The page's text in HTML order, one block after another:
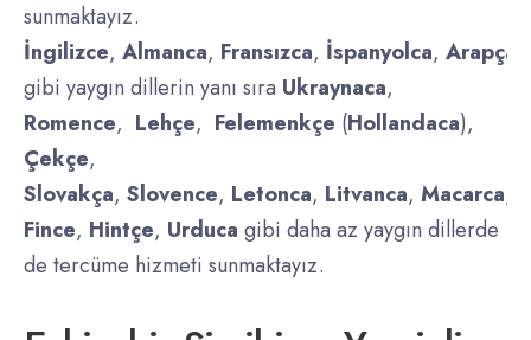
sunmaktayız.
İngilizce, Almanca, Fransızca, İspanyolca, Arapça
gibi yaygın dillerin yanı sıra Ukraynaca,
Romence, Lehçe, Felemenkçe (Hollandaca),
Çekçe,
Slovakça, Slovence, Letonca, Litvanca, Macarca,
Fince, Hintçe, Urduca gibi daha az yaygın dillerde
de tercüme hizmeti sunmaktayız.